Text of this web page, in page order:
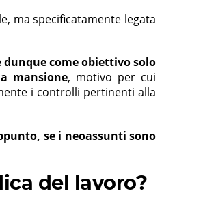
ma specificatamente legata
dunque come obiettivo solo
mansione, motivo per cui
i controlli pertinenti alla
se i neoassunti sono
del lavoro?